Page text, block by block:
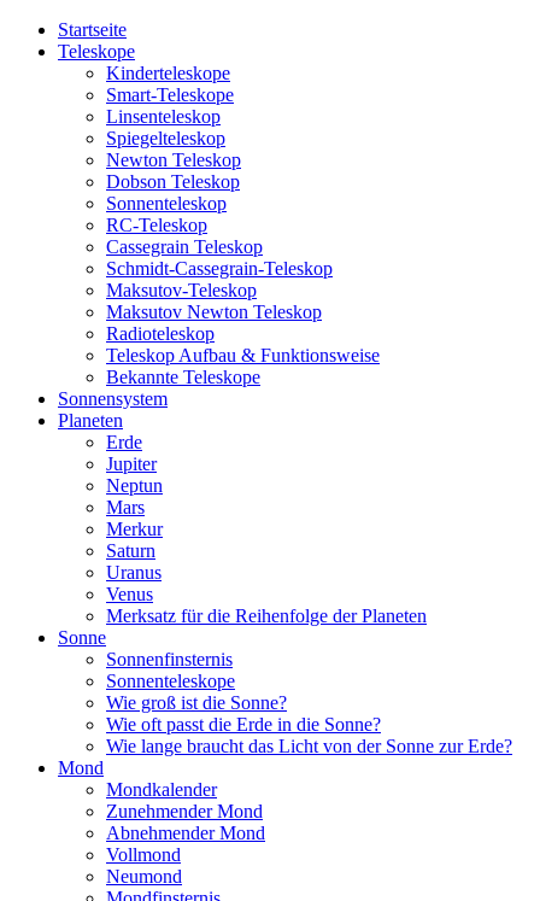
Startseite
Teleskope
Kinderteleskope
Smart-Teleskope
Linsenteleskop
Spiegelteleskop
Newton Teleskop
Dobson Teleskop
Sonnenteleskop
RC-Teleskop
Cassegrain Teleskop
Schmidt-Cassegrain-Teleskop
Maksutov-Teleskop
Maksutov Newton Teleskop
Radioteleskop
Teleskop Aufbau & Funktionsweise
Bekannte Teleskope
Sonnensystem
Planeten
Erde
Jupiter
Neptun
Mars
Merkur
Saturn
Uranus
Venus
Merksatz für die Reihenfolge der Planeten
Sonne
Sonnenfinsternis
Sonnenteleskope
Wie groß ist die Sonne?
Wie oft passt die Erde in die Sonne?
Wie lange braucht das Licht von der Sonne zur Erde?
Mond
Mondkalender
Zunehmender Mond
Abnehmender Mond
Vollmond
Neumond